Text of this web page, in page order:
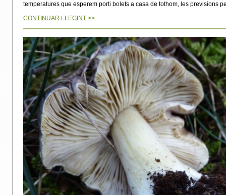
temperatures que esperem porti bolets a casa de tothom, les previsions
CONTINUAR LLEGINT >>